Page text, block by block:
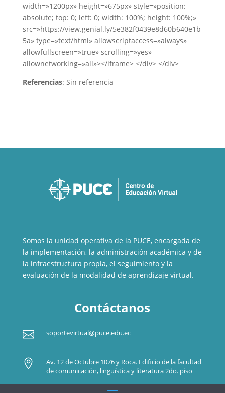
width=»1200px» height=»675px» style=»position:
absolute; top: 0; left: 0; width: 100%; height: 100%;»
src=»https://view.genial.ly/5e382f0439e8d60b640e1b
5a» type=»text/html» allowscriptaccess=»always»
allowfullscreen=»true» scrolling=»yes»
allownetworking=»all»></iframe> </div> </div>
Referencias: Sin referencia
Somos la unidad operativa de la PUCE, encargada de
la implementación, la administración académica y de
la infraestructura propia, el seguimiento y la
evaluación de la modalidad de aprendizaje virtual.
Contáctanos
 soportevirtual@puce.edu.ec

Av. 12 de Octubre 1076 y Roca. Edificio de la facultad
de comunicación, lingüística y literatura 2do. piso